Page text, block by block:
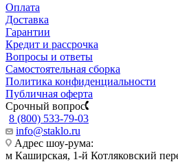
Оплата
Доставка
Гарантии
Кредит и рассрочка
Вопросы и ответы
Самостоятельная сборка
Политика конфиденциальности
Публичная оферта
Срочный вопрос
8 (800) 533-79-03
info@staklo.ru
Адрес шоу-рума:
м Каширская, 1-й Котляковский